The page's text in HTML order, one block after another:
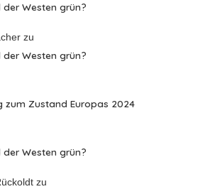
Westen grün?
zu
Westen grün?
zum Zustand Europas 2024
Westen grün?
zu